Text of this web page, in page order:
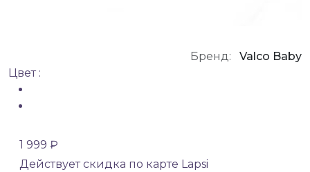
Бренд:
Valco Baby
Цвет :
1 999 ₽
Действует скидка по карте Lapsi